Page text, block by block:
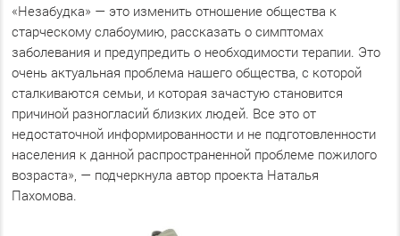
«Незабудка» — это изменить отношение общества к
старческому слабоумию, рассказать о симптомах
заболевания и предупредить о необходимости терапии. Это
очень актуальная проблема нашего общества, с которой
сталкиваются семьи, и которая зачастую становится
причиной разногласий близких людей. Все это от
недостаточной информированности и не подготовленности
населения к данной распространенной проблеме пожилого
возраста», — подчеркнула автор проекта Наталья
Пахомова.